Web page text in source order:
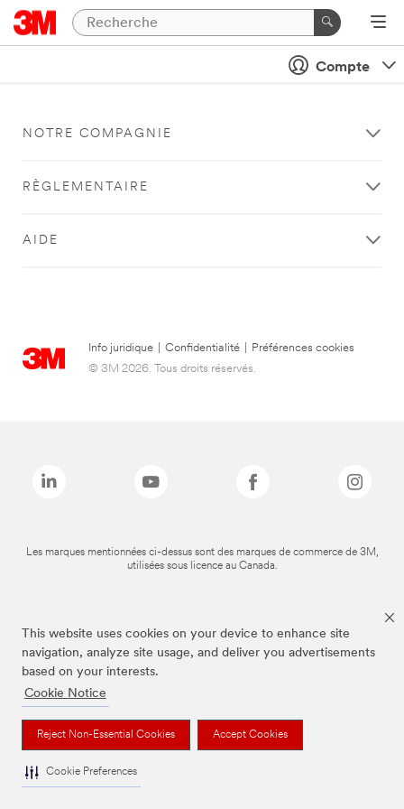
This website uses cookies on your device to enhance site
navigation, analyze site usage, and deliver you advertisements
based on your interests.
Cookie Notice
Reject Non-Essential Cookies Accept Cookies
Cookie Preferences
Compte
NOTRE COMPAGNIE
RÈGLEMENTAIRE
AIDE
Info juridique Confidentialité
Préférences cookies
© 3M 2026. Tous droits réservés.
Les marques mentionnées ci-dessus sont des marques de commerce de 3M,
utilisées sous licence au Canada.